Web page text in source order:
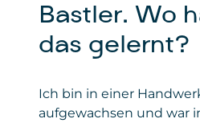
Bastler. Wo
das gelernt?
Ich bin in einer
aufgewachsen und war